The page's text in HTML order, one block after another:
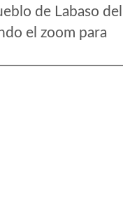
de Labaso del
el zoom para